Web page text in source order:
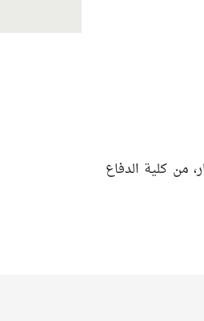
من كلية الدفاع